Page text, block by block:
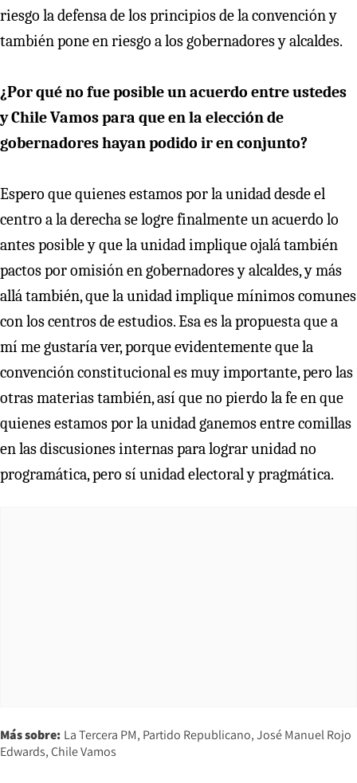
riesgo la defensa de los principios de la convención y
también pone en riesgo a los gobernadores y alcaldes.
¿Por qué no fue posible un acuerdo entre ustedes
y Chile Vamos para que en la elección de
gobernadores hayan podido ir en conjunto?
Espero que quienes estamos por la unidad desde el
centro a la derecha se logre finalmente un acuerdo lo
antes posible y que la unidad implique ojalá también
pactos por omisión en gobernadores y alcaldes, y más
allá también, que la unidad implique mínimos comunes
con los centros de estudios. Esa es la propuesta que a
mí me gustaría ver, porque evidentemente que la
convención constitucional es muy importante, pero las
otras materias también, así que no pierdo la fe en que
quienes estamos por la unidad ganemos entre comillas
en las discusiones internas para lograr unidad no
programática, pero sí unidad electoral y pragmática.
Más sobre: La Tercera PM Partido Republicano José Manuel Rojo
Edwards Chile Vamos